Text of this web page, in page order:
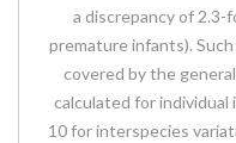
a discrepancy of
premature infants).
covered by the
calculated for
10 for interspecies